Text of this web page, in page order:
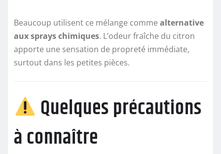
Beaucoup utilisent ce mélange comme alternative
aux sprays chimiques. L’odeur fraîche du citron
apporte une sensation de propreté immédiate,
surtout dans les petites pièces.
Quelques précautions
à connaître